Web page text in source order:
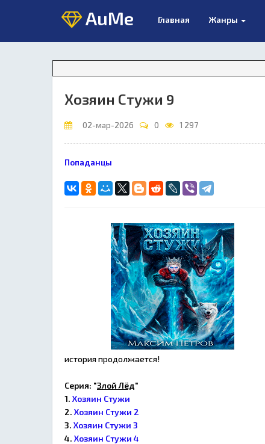
AuMe Главная Жанры
Хозяин Стужи 9
02-мар-2026 0 1 297
Попаданцы
история продолжается!
Серия: "Злой Лёд"
1. Хозяин Стужи
2. Хозяин Стужи 2
3. Хозяин Стужи 3
4. Хозяин Стужи 4